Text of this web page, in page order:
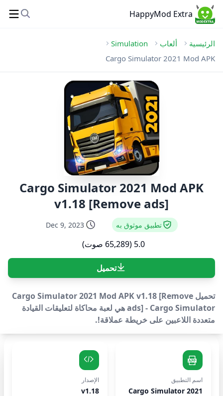
HappyMod Extra
الرئيسية ألعاب
Simulation
Cargo Simulator 2021 Mod APK
Cargo Simulator 2021 Mod APK
v1.18 [Remove ads]
تطبيق موثوق به Dec 9, 2023
5.0 (65,289 صوت)
تحميل
تحميل Cargo Simulator 2021 Mod APK v1.18 [Remove
ads] - Cargo Simulator هي لعبة محاكاة لتعليقات القيادة
متعددة اللاعبين على خريطة عملاقة!.
اسم التطبيق
Cargo Simulator 2021
الإصدار
v1.18